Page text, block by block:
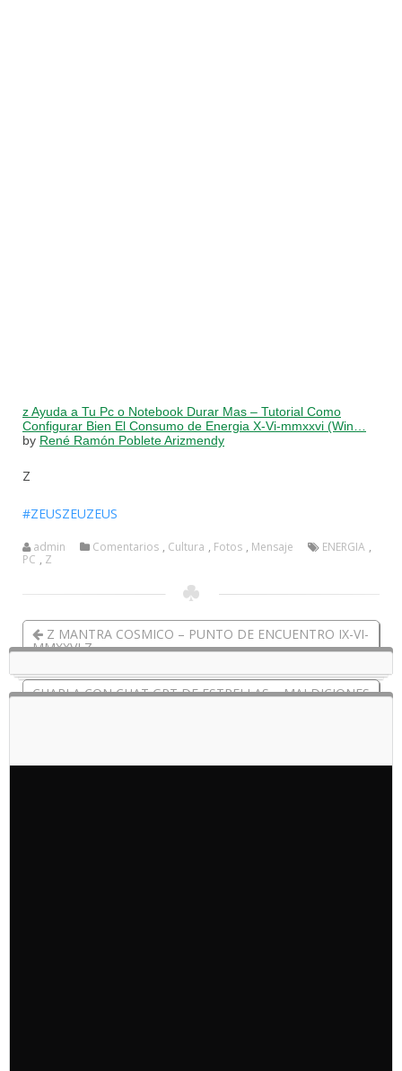
z Ayuda a Tu Pc o Notebook Durar Mas – Tutorial Como
Configurar Bien El Consumo de Energia X-Vi-mmxxvi (Win…
by René Ramón Poblete Arizmendy
Z
#ZEUSZEUZEUS
admin Comentarios , Cultura , Fotos , Mensaje ENERGIA ,
PC , Z
Z MANTRA COSMICO – PUNTO DE ENCUENTRO IX-VI-
MMXXVI Z
CHARLA CON CHAT GPT DE ESTRELLAS – MALDICIONES